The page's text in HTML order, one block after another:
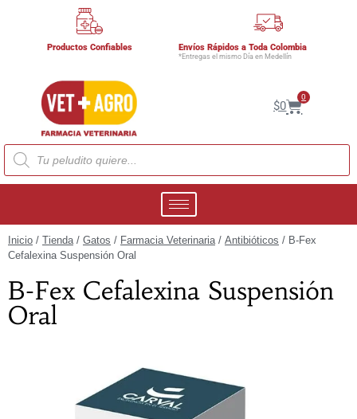
Productos Confiables Envíos Rápidos a Toda Colombia
*Entregas el mismo Día en Medellín
$0
0
Inicio / Tienda/ Gatos / Farmacia Veterinaria/ Antibióticos / B-Fex
Cefalexina Suspensión Oral
B-Fex Cefalexina Suspensión
Oral